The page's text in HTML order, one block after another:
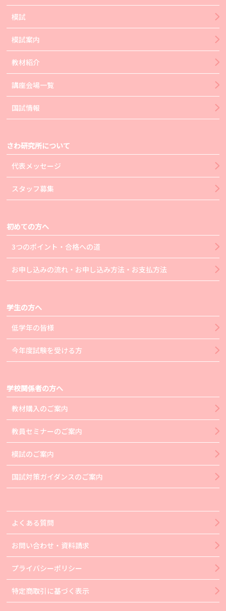
模試
模試案内
教材紹介
講座会場一覧
国試情報
さわ研究所について
代表メッセージ
スタッフ募集
初めての方へ
3つのポイント・合格への道
お申し込みの流れ・お申し込み方法・お支払方法
学生の方へ
低学年の皆様
今年度試験を受ける方
学校関係者の方へ
教材購入のご案内
教員セミナーのご案内
模試のご案内
国試対策ガイダンスのご案内
よくある質問
お問い合わせ・資料請求
プライバシーポリシー
特定商取引に基づく表示